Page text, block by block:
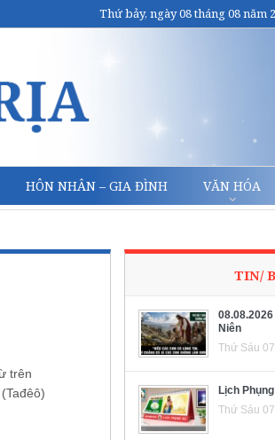
Thứ bảy, ngày 08 tháng 08 năm
HÔN NHÂN – GIA ĐÌNH VĂN HÓA
trên
TIN/
Niên
Thứ Sáu
Lịch
Thứ Sáu